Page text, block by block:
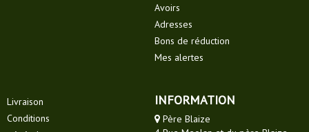
Avoirs
Adresses
Bons de réduction
Mes alertes
Livraison
Conditions
INFORMATION
Père Blaize